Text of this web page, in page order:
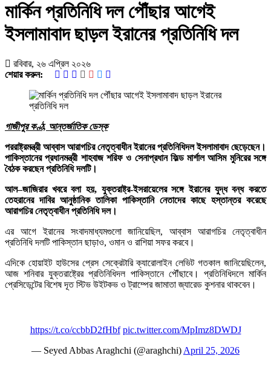
মার্কিন প্রতিনিধি দল পৌঁছার আগেই
ইসলামাবাদ ছাড়ল ইরানের প্রতিনিধি দল
রবিবার, ২৬ এপ্রিল ২০২৬
শেয়ার করুন:
গাজীপুর কণ্ঠ, আন্তর্জাতিক ডেস্ক
পররাষ্ট্রমন্ত্রী আব্বাস আরাগচির নেতৃত্বাধীন ইরানের প্রতিনিধিদল ইসলামাবাদ ছেড়েছেন।
পাকিস্তানের প্রধানমন্ত্রী শাহবাজ শরিফ ও সেনাপ্রধান ফিল্ড মার্শাল আসিম মুনিরের সঙ্গে
বৈঠক করছেন প্রতিনিধি দলটি।
আল–জাজিরার খবরে বলা হয়, যুক্তরাষ্ট্র-ইসরায়েলের সঙ্গে ইরানের যুদ্ধ বন্ধ করতে
তেহরানের দাবির আনুষ্ঠানিক তালিকা পাকিস্তানি নেতাদের কাছে হস্তান্তর করেছে
আরাগচির নেতৃত্বাধীন প্রতিনিধি দল।
এর আগে ইরানের সংবাদমাধ্যমগুলো জানিয়েছিল, আব্বাস আরাগচির নেতৃত্বাধীন
প্রতিনিধি দলটি পাকিস্তান ছাড়াও, ওমান ও রাশিয়া সফর করবে।
এদিকে হোয়াইট হাউসের প্রেস সেক্রেটারি ক্যারোলাইন লেভিট গতকাল জানিয়েছিলেন,
আজ শনিবার যুক্তরাষ্ট্রের প্রতিনিধিদল পাকিস্তানে পৌঁছাবে। প্রতিনিধিদলে মার্কিন
প্রেসিডেন্টের বিশেষ দূত স্টিভ উইটকভ ও ট্রাম্পের জামাতা জ্যারেড কুশনার থাকবেন।
https://t.co/ccbbD2fHbf pic.twitter.com/MpImz8DWDJ
— Seyed Abbas Araghchi (@araghchi) April 25, 2026